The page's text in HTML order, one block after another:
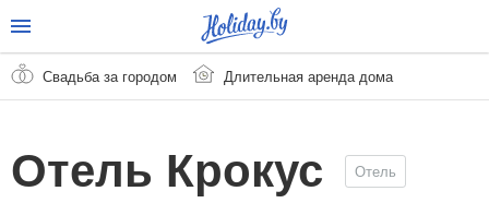
Свадьба за городом Длительная аренда дома
Отель Крокус Отель